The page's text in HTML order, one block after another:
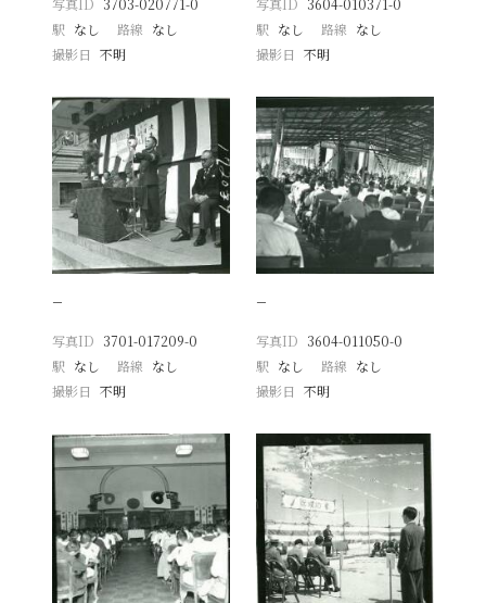
駅 なし 路線 なし
撮影日
不明
駅 なし 路線 なし
撮影日 不明
−
写真ID 3701-017209-0
駅 なし 路線 なし
撮影日
不明
−
写真ID 3604-011050-0
駅 なし 路線 なし
撮影日 不明